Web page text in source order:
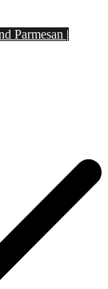
Parmesan |